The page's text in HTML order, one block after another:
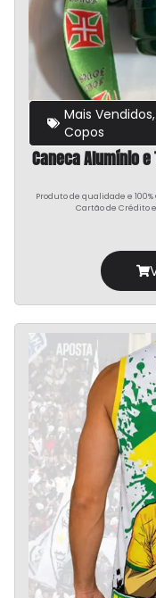
Mais Vendidos,
Copos
Caneca Alumínio
Produto de qualidade e
Cartão de Crédito